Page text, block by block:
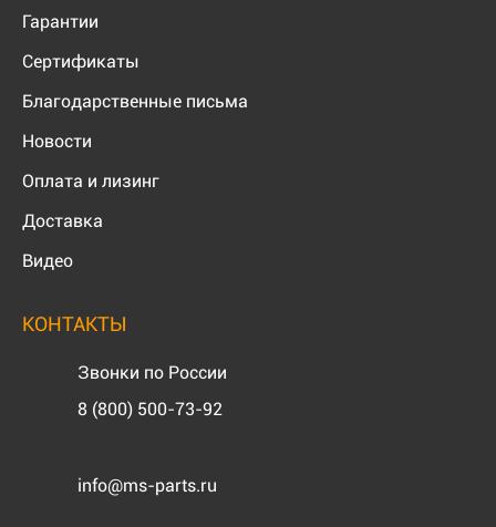
Гарантии
Сертификаты
Благодарственные письма
Новости
Оплата и лизинг
Доставка
Видео
КОНТАКТЫ
Звонки по России
8 (800) 500-73-92
info@ms-parts.ru